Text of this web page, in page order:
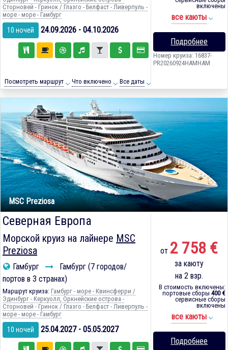
Сторновей - Гринок / Глазго - Белфаст - Ливерпуль -
море - море - Гамбург
10 ночей 24.09.2026 - 04.10.2026
Посмотреть маршрут Что включено Все даты
включены
все каюты
Подробнее
Номер круиза: 16837-
PR20260924HAMHAM
MSC Preziosa
Северная Европа
Морской круиз на лайнере MSC
Preziosa
Гамбург
Гамбург (7 городов/
портов в 3 странах)
Маршрут круиза: Гамбург - море - Квинсферри /
Эдинбург - Керкуолл, Оркнейские острова -
Сторновей - Гринок / Глазго - Белфаст - Ливерпуль -
море - море - Гамбург
10 ночей 25.04.2027 - 05.05.2027
от 2 758 €
за каюту
на 2 взр.
В стоимость включены:
портовые сборы 400 €
сервисные сборы
включены
все каюты
Подробнее